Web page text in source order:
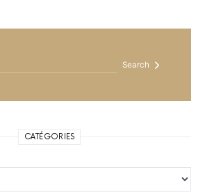
Search
CATÉGORIES